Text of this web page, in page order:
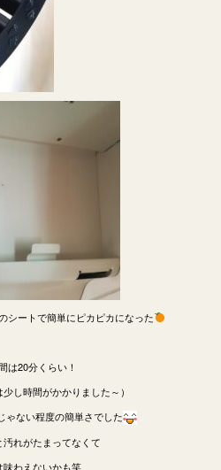
シートで簡単にピカピカになった
は20分くらい！
少し時間がかかりました～）
ゃない程度の簡単さでした
れがたまってなくて
味わえないかも笑